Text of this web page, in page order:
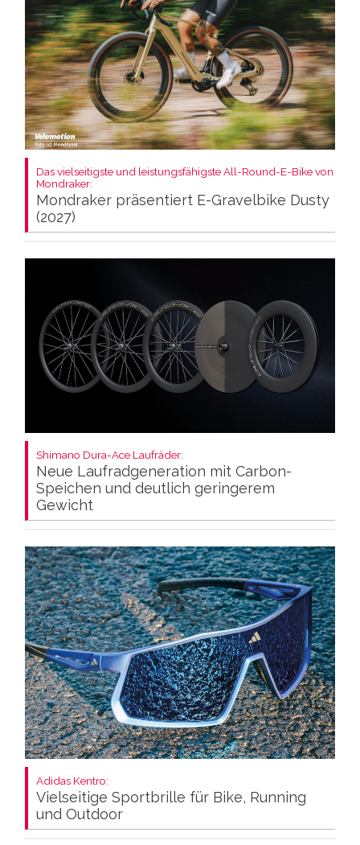
Das vielseitigste und leistungsfähigste All-Round-E-Bike von
Mondraker:
Mondraker präsentiert E-Gravelbike Dusty
(2027)
Shimano Dura-Ace Laufräder:
Neue Laufradgeneration mit Carbon-
Speichen und deutlich geringerem
Gewicht
Adidas Kentro:
Vielseitige Sportbrille für Bike, Running
und Outdoor